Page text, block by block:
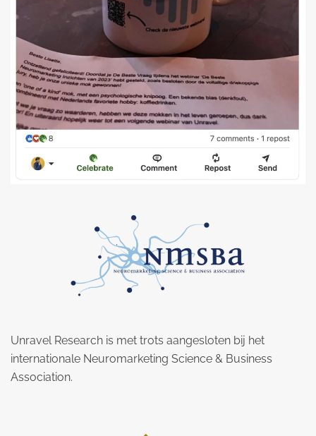
Unravel Research is met trots aangesloten bij het
internationale Neuromarketing Science & Business
Association.